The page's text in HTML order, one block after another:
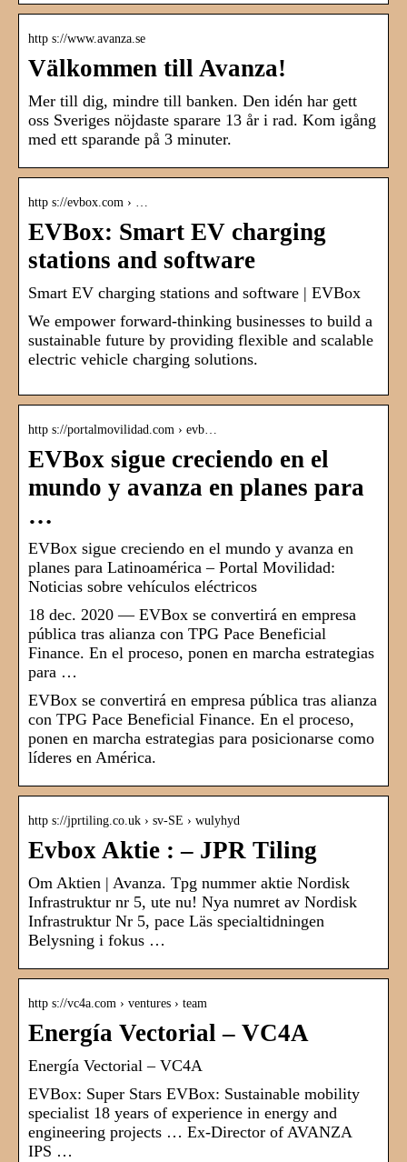
http s://www.avanza.se
Välkommen till Avanza!
Mer till dig, mindre till banken. Den idén har gett
oss Sveriges nöjdaste sparare 13 år i rad. Kom igång
med ett sparande på 3 minuter.
http s://evbox.com › …
EVBox: Smart EV charging
stations and software
Smart EV charging stations and software | EVBox
We empower forward-thinking businesses to build a
sustainable future by providing flexible and scalable
electric vehicle charging solutions.
http s://portalmovilidad.com › evb…
EVBox sigue creciendo en el
mundo y avanza en planes para
…
EVBox sigue creciendo en el mundo y avanza en
planes para Latinoamérica – Portal Movilidad:
Noticias sobre vehículos eléctricos
18 dec. 2020 — EVBox se convertirá en empresa
pública tras alianza con TPG Pace Beneficial
Finance. En el proceso, ponen en marcha estrategias
para …
EVBox se convertirá en empresa pública tras alianza
con TPG Pace Beneficial Finance. En el proceso,
ponen en marcha estrategias para posicionarse como
líderes en América.
http s://jprtiling.co.uk › sv-SE › wulyhyd
Evbox Aktie : – JPR Tiling
Om Aktien | Avanza. Tpg nummer aktie Nordisk
Infrastruktur nr 5, ute nu! Nya numret av Nordisk
Infrastruktur Nr 5, pace Läs specialtidningen
Belysning i fokus …
http s://vc4a.com › ventures › team
Energía Vectorial – VC4A
Energía Vectorial – VC4A
EVBox: Super Stars EVBox: Sustainable mobility
specialist 18 years of experience in energy and
engineering projects … Ex-Director of AVANZA
IPS …